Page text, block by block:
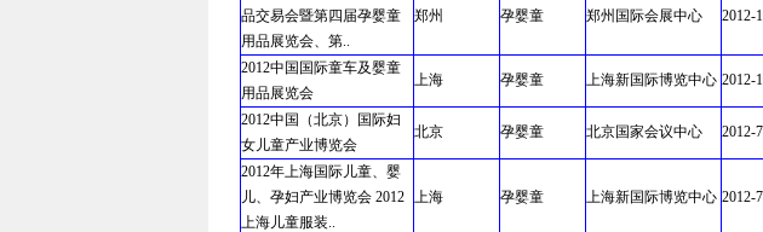
品交易会暨第四届孕婴童
用品展览会、第..
郑州 孕婴童 郑州国际会展中心 2012-
2012中国国际童车及婴童
用品展览会
上海 孕婴童 上海新国际博览中心 2012-
2012中国（北京）国际妇
女儿童产业博览会
北京 孕婴童 北京国家会议中心 2012-
2012年上海国际儿童、婴
儿、孕妇产业博览会 2012
上海儿童服装..
上海 孕婴童 上海新国际博览中心 2012-